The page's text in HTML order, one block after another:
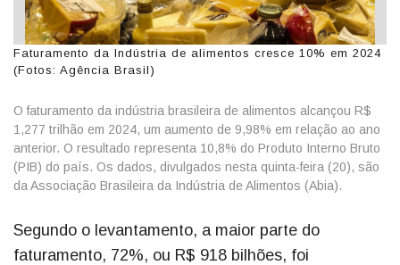
Faturamento da Indústria de alimentos cresce 10% em 2024
(Fotos: Agência Brasil)
O faturamento da indústria brasileira de alimentos alcançou R$
1,277 trilhão em 2024, um aumento de 9,98% em relação ao ano
anterior. O resultado representa 10,8% do Produto Interno Bruto
(PIB) do país. Os dados, divulgados nesta quinta-feira (20), são
da Associação Brasileira da Indústria de Alimentos (Abia).
Segundo o levantamento, a maior parte do
faturamento, 72%, ou R$ 918 bilhões, foi